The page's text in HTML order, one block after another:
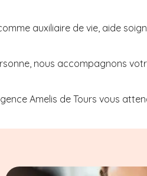
auxiliaire de vie, aide
nous accompagnons
Amelis de Tours vous